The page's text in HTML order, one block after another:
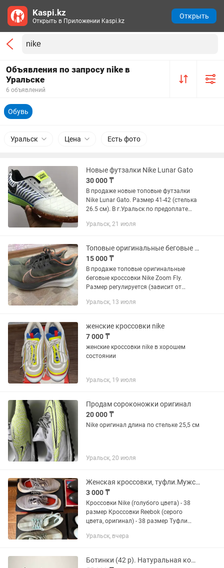
Объявления по запросу nike в
Уральске
6 объявлений
Обувь
Уральск Цена Есть фото
Новые футзалки Nike Lunar Gato
30 000 ₸
В продаже новые топовые футзалки
Nike Lunar Gato. Размер 41-42 (стелька
26.5 см). В г.Уральск по предоплате
Мичурино. По РК через казпочту.
Уральск, 21 июля
Топовые оригинальные беговые кроссовки Nike Zoom Fly
15 000 ₸
В продаже топовые оригинальные
беговые кроссовки Nike Zoom Fly.
Размер регулируется (зависит от
г.Уральск по предоплате возможна
РК...
Уральск, 13 июля
женские кроссовки nike
7 000 ₸
женские кроссовки nike в хорошем
состоянии
Уральск, 19 июля
Продам сороконожки оригинал
20 000 ₸
Nike оригинал длина по стельке 25,5 см
Уральск, 20 июля
Женская кроссовки, туфли.Мужские туфли
3 000 ₸
Кроссовки Nike (голубого цвета) - 38
размер Кроссовки Reebok (серого
цвета, оригинал) - 38 размер Туфли
босоножки (кожаные )- 37 Кроссовки
Уральск, вчера
Ботинки (42 р). Натуральная кожа и мех. Новые
Kaspi.kz
Открыть в Приложении Kaspi.kz
Открыть